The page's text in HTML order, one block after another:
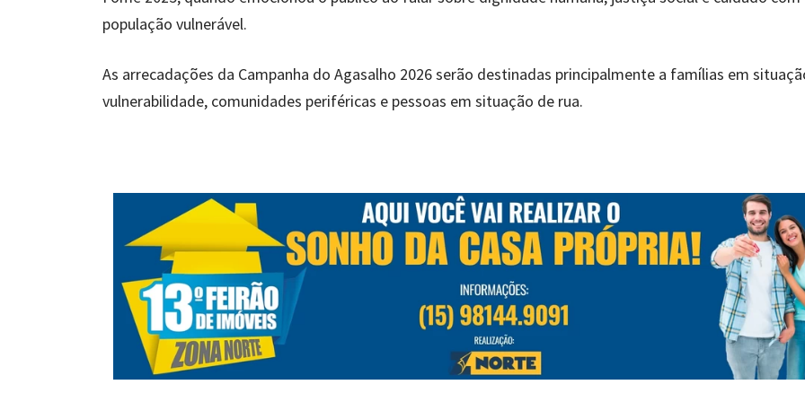
população vulnerável.
As arrecadações da Campanha do Agasalho 2026 serão destinadas principalmente a famílias em
vulnerabilidade, comunidades periféricas e pessoas em situação de rua.